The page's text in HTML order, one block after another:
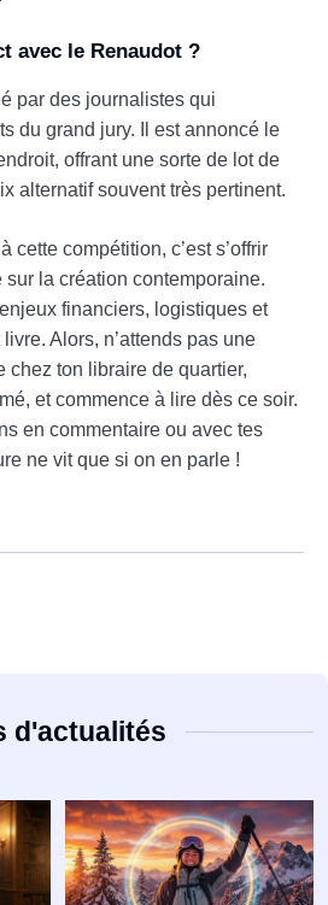
avec le Renaudot ?
par des journalistes qui
du grand jury. Il est annoncé le
offrant une sorte de lot de
alternatif souvent très pertinent.
cette compétition, c’est s’offrir
la création contemporaine.
financiers, logistiques et
Alors, n’attends pas une
chez ton libraire de quartier,
et commence à lire dès ce soir.
en commentaire ou avec tes
ne vit que si on en parle !
d'actualités